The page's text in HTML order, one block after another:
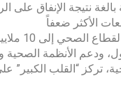
نتيجة الإنفاق على
الأكثر ضعفاً
ودعم الأنظمة
تركز “القلب الكبير”